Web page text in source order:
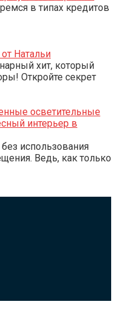
в типах кредитов
Натальи
хит, который
Откройте секрет
осветительные
интерьер в
использования
Ведь, как только